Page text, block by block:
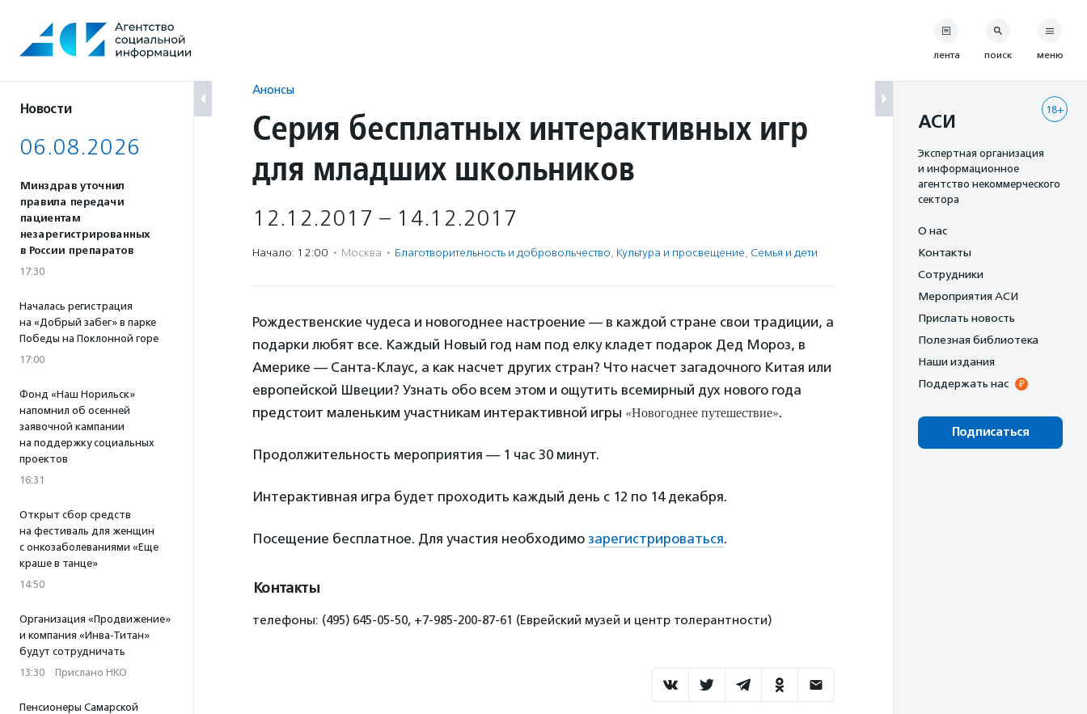
содержанию
Новости
06.08.2026
Минздрав уточнил
правила передачи
пациентам
незарегистрированных
в России препаратов
17:30
Началась регистрация
на «Добрый забег» в парке
Победы на Поклонной горе
17:00
Фонд «Наш Норильск»
напомнил об осенней
заявочной кампании
на поддержку социальных
проектов
16:31
Открыт сбор средств
на фестиваль для женщин
с онкозаболеваниями «Еще
краше в танце»
14:50
Организация «Продвижение»
и компания «Инва-Титан»
будут сотрудничать
13:30 · Прислано НКО
Пенсионеры Самарской
Анонсы
Серия бесплатных интерактивных игр
для младших школьников
12.12.2017 – 14.12.2017
Начало: 12:00 · Москва · Благотвори­тель­ность и доброволь­чест­во, Культура и просвещение, Семья и дети
Рождественские чудеса и новогоднее настроение — в каждой стране свои традиции, а
подарки любят все. Каждый Новый год нам под елку кладет подарок Дед Мороз, в
Америке — Санта-Клаус, а как насчет других стран? Что насчет загадочного Китая или
европейской Швеции? Узнать обо всем этом и ощутить всемирный дух нового года
предстоит маленьким участникам интерактивной игры «Новогоднее путешествие».
Продолжительность мероприятия — 1 час 30 минут.
Интерактивная игра будет проходить каждый день с 12 по 14 декабря.
Посещение бесплатное. Для участия необходимо зарегистрироваться.
Контакты
телефоны: (495) 645-05-50, +7-985-200-87-61 (Еврейский музей и центр толерантности)
лента поиск меню
18+
АСИ
Экспертная организация
и информационное
агентство некоммерческого
сектора
О нас
Контакты
Сотрудники
Мероприятия АСИ
Прислать новость
Полезная библиотека
Наши издания
Поддержать нас
Подписаться